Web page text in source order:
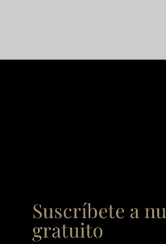
Suscríbete a
gratuito